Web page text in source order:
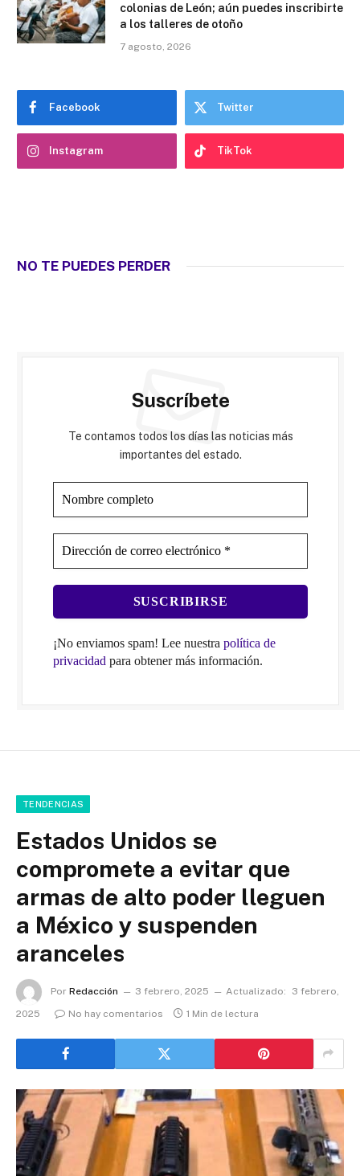
colonias de León; aún puedes inscribirte
a los talleres de otoño
7 agosto, 2026
Facebook Twitter
Instagram TikTok
NO TE PUEDES PERDER
Suscríbete
Te contamos todos los días las noticias más
importantes del estado.
¡No enviamos spam! Lee nuestra política de
privacidad para obtener más información.
TENDENCIAS
Estados Unidos se
compromete a evitar que
armas de alto poder lleguen
a México y suspenden
aranceles
Por Redacción 3 febrero, 2025 Actualizado:
3 febrero,
2025
No hay comentarios 1 Min de lectura